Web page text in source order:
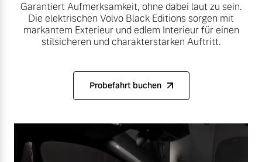
Geschäftskunden
Konnektivität
Angebot anfragen
Aktuelle Zubehörangebote
Service by Volvo
Sie erhalten bei uns eine
Vielzahl von Original
Garantiert Aufmerksamkeit, ohne dabei laut zu sein.
Die elektrischen Volvo Black Editions sorgen mit
markantem Exterieur und edlem Interieur für einen
stilsicheren und charakterstarken Auftritt.
Probefahrt buchen